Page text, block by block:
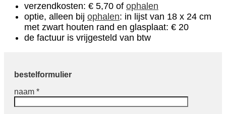
verzendkosten: € 5,70 of ophalen
optie, alleen bij ophalen: in lijst van 18 x 24 cm
met zwart houten rand en glasplaat: € 20
de factuur is vrijgesteld van btw
bestelformulier
naam *